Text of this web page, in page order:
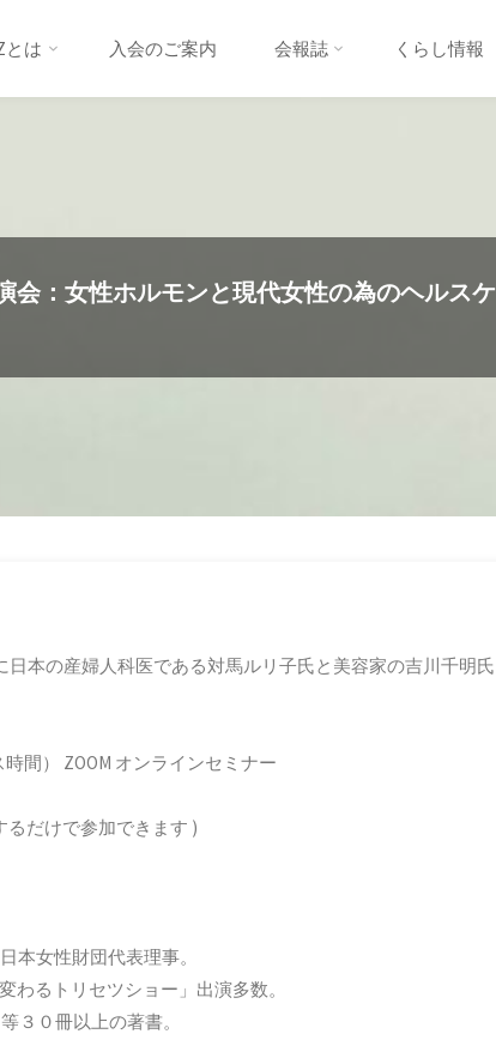
とは 入会のご案内 会報誌 くらし情報
会：女性ホルモンと現代女性の為のヘルスケ
本の産婦人科医である対馬ルリ子氏と美容家の吉川千明氏
間） ZOOM オンラインセミナー
るだけで参加できます )
本女性財団代表理事。
わるトリセツショー」出演多数。
３０冊以上の著書。